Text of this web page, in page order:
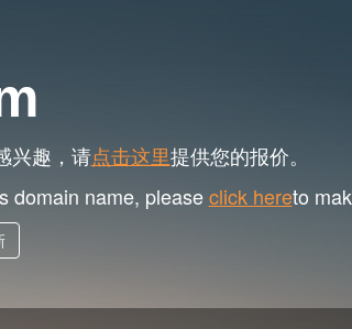
兴趣，请点击这里提供您的报价。
domain name, pleaseclick hereto